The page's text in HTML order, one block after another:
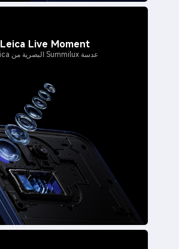
Leica Live Moment
عدسة Summilux البصرية من Leica